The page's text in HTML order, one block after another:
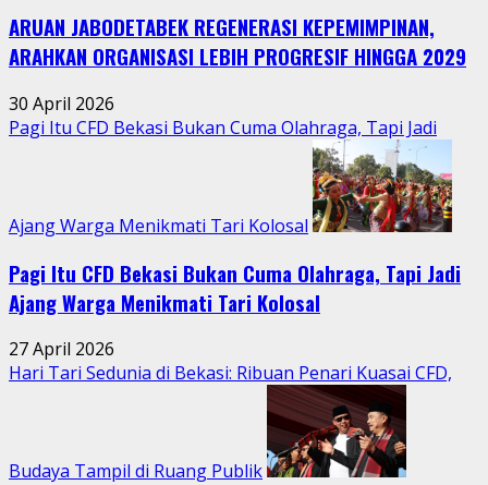
Warga
Jatimurni
di
Tengah
Aktivitas
Perkotaan
ARUAN JABODETABEK REGENERASI KEPEMIMPINAN,
ARAHKAN ORGANISASI LEBIH PROGRESIF HINGGA 2029
30 April 2026
Pagi Itu CFD Bekasi Bukan Cuma Olahraga, Tapi Jadi
Ajang Warga Menikmati Tari Kolosal
Pagi Itu CFD Bekasi Bukan Cuma Olahraga, Tapi Jadi
Ajang Warga Menikmati Tari Kolosal
27 April 2026
Hari Tari Sedunia di Bekasi: Ribuan Penari Kuasai CFD,
Budaya Tampil di Ruang Publik